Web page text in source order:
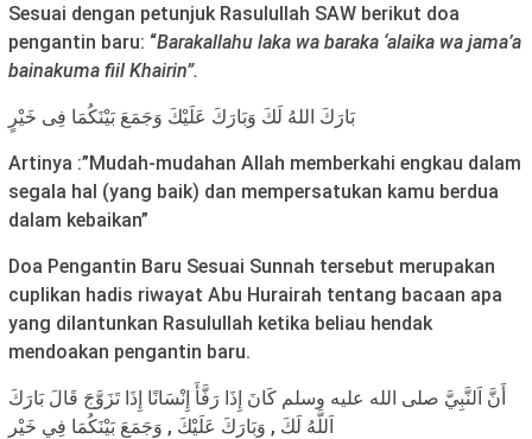
Sesuai dengan petunjuk Rasulullah SAW berikut doa
pengantin baru: “Barakallahu laka wa baraka ‘alaika wa jama’a
bainakuma fiil Khairin”.
بَارَكَ اللهُ لَكَ وَبَارَكَ عَلَيْكَ وَجَمَعَ بَيْنَكُمَا فِى خَيْرٍ
Artinya :”Mudah-mudahan Allah memberkahi engkau dalam
segala hal (yang baik) dan mempersatukan kamu berdua
dalam kebaikan”
Doa Pengantin Baru Sesuai Sunnah tersebut merupakan
cuplikan hadis riwayat Abu Hurairah tentang bacaan apa
yang dilantunkan Rasulullah ketika beliau hendak
mendoakan pengantin baru.
أَنَّ اَلنَّبِيَّ صلى الله عليه وسلم كَانَ إِذَا رَفَّأَ إِنْسَانًا إِذَا تَزَوَّجَ قَالَ بَارَكَ
اَللَّهُ لَكَ , وَبَارَكَ عَلَيْكَ , وَجَمَعَ بَيْنَكُمَا فِي خَيْر